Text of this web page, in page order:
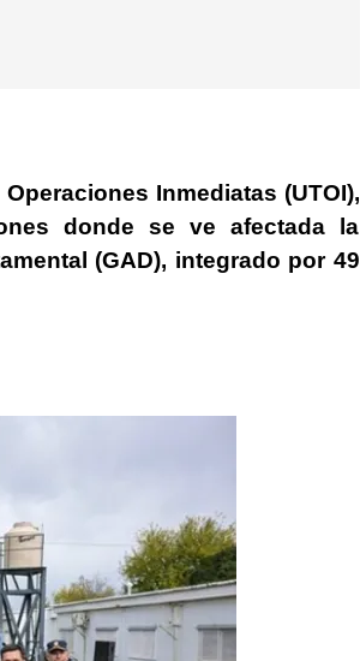
Inmediatas (UTOI),
donde se ve afectada la
(GAD), integrado por 49